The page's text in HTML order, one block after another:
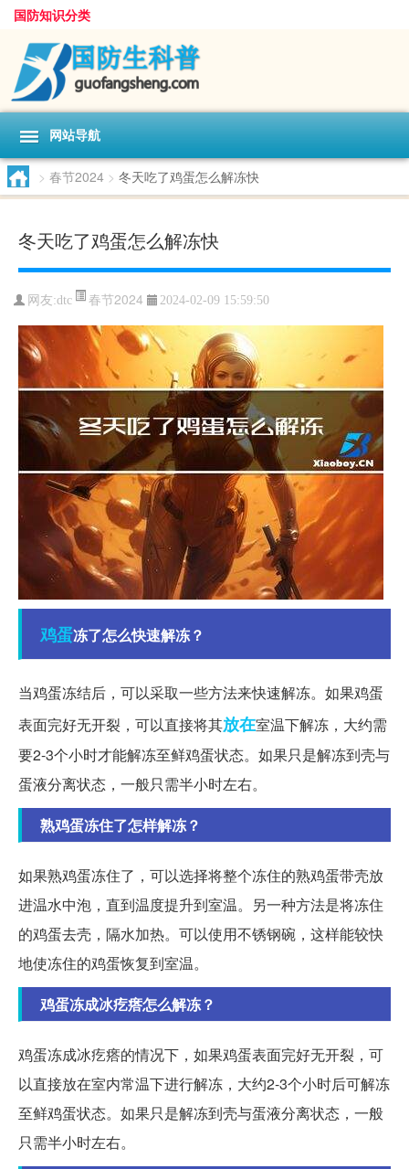
国防知识分类
网站导航
> 春节2024 > 冬天吃了鸡蛋怎么解冻快
冬天吃了鸡蛋怎么解冻快
网友:dtc 春节2024 2024-02-09 15:59:50
鸡蛋冻了怎么快速解冻？
当鸡蛋冻结后，可以采取一些方法来快速解冻。如果鸡蛋
表面完好无开裂，可以直接将其放在室温下解冻，大约需
要2-3个小时才能解冻至鲜鸡蛋状态。如果只是解冻到壳与
蛋液分离状态，一般只需半小时左右。
熟鸡蛋冻住了怎样解冻？
如果熟鸡蛋冻住了，可以选择将整个冻住的熟鸡蛋带壳放
进温水中泡，直到温度提升到室温。另一种方法是将冻住
的鸡蛋去壳，隔水加热。可以使用不锈钢碗，这样能较快
地使冻住的鸡蛋恢复到室温。
鸡蛋冻成冰疙瘩怎么解冻？
鸡蛋冻成冰疙瘩的情况下，如果鸡蛋表面完好无开裂，可
以直接放在室内常温下进行解冻，大约2-3个小时后可解冻
至鲜鸡蛋状态。如果只是解冻到壳与蛋液分离状态，一般
只需半小时左右。